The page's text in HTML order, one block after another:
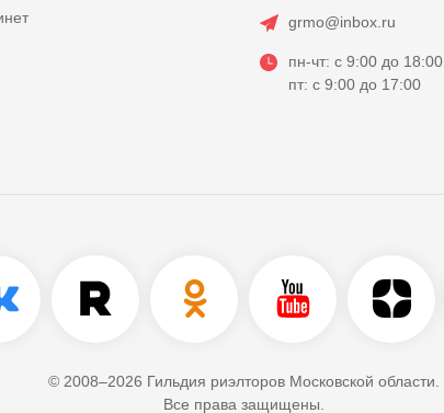
grmo@inbox.ru
пн-чт: с 9:00 до 18:00
пт: с 9:00 до 17:00
© 2008–2026 Гильдия риэлторов Московской области.
Все права защищены.